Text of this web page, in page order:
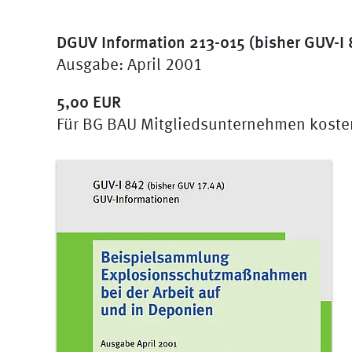
DGUV Information 213-015 (bisher GUV-I
Ausgabe: April 2001
5,00 EUR
Für BG BAU Mitgliedsunternehmen